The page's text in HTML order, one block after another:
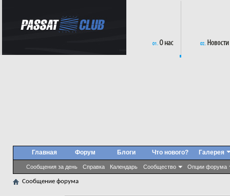
Главная Форум
Сообщения за день Справка Календарь Сообщество Опции форума
Блоги Что нового? Галерея
Сообщение форума